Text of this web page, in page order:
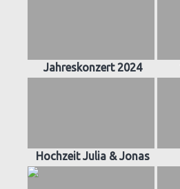
Jahreskonzert 2024
Hochzeit Julia & Jonas